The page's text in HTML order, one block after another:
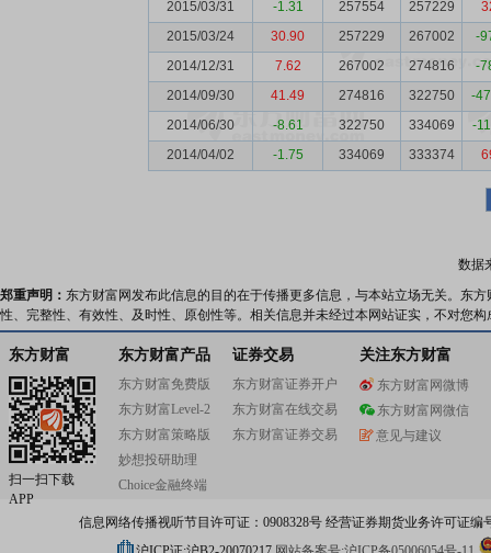
2015/03/31
-1.31 257554 257229
2015/03/24
30.90 257229 267002
-
2014/12/31
7.62 267002 274816
-
2014/09/30
41.49 274816 322750
-
2014/06/30
-8.61 322750 334069
-
2014/04/02
-1.75 334069 333374
数据
郑重声明： 东方财富网发布此信息的目的在于传播更多信息，与本站立场无关。东
性、完整性、有效性、及时性、原创性等。相关信息并未经过本网站证实，不对您
东方财富
扫一扫下载
APP
东方财富产品
东方财富免费版
东方财富Level-2
东方财富策略版
妙想投研助理
Choice金融终端
证券交易
东方财富证券开户
东方财富在线交易
东方财富证券交易
关注东方财富
东方财富网微博
东方财富网微信
意见与建议
信息网络传播视听节目许可证：0908328号 经营证券期货业务许可证编